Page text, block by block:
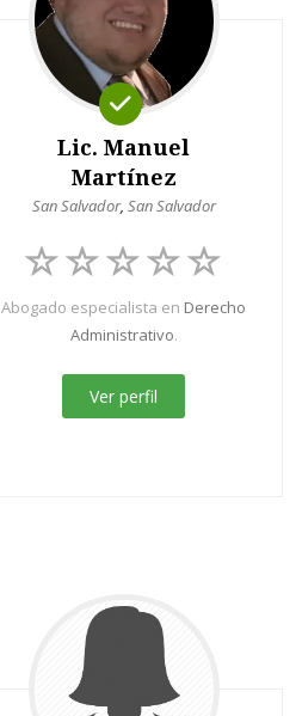
Lic. Manuel
Martínez
San Salvador, San Salvador
Abogado especialista en Derecho
Administrativo.
Ver perfil